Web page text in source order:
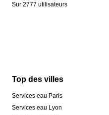
Sur 2777 utilisateurs
Top des villes
Services eau Paris
Services eau Lyon